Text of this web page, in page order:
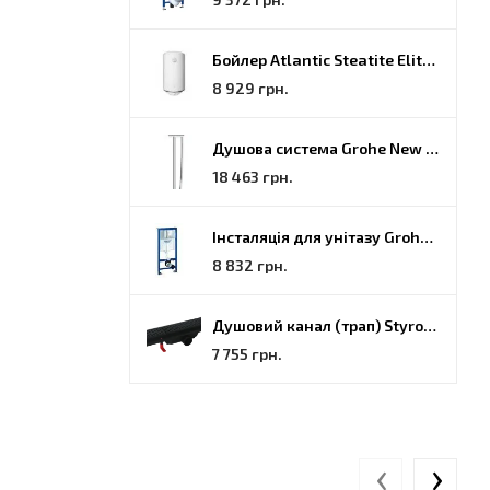
Бойлер Atlantic Steatite Elite VM 080 D400 2 BC, 80 (851188)
8 929 грн.
Душова система Grohe New Tempesta Cosmopolitan (27922000)
18 463 грн.
Інсталяція для унітазу Grohe Rapid SL (38772001)
8 832 грн.
Душовий канал (трап) Styron, решітка Гармонія, 70 (STY-H-70-FF)
7 755 грн.
‹ ›